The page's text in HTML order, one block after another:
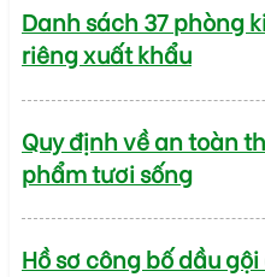
Danh sách 37 phòng
riêng xuất khẩu
Quy định về an toàn
phẩm tươi sống
Hồ sơ công bố dầu